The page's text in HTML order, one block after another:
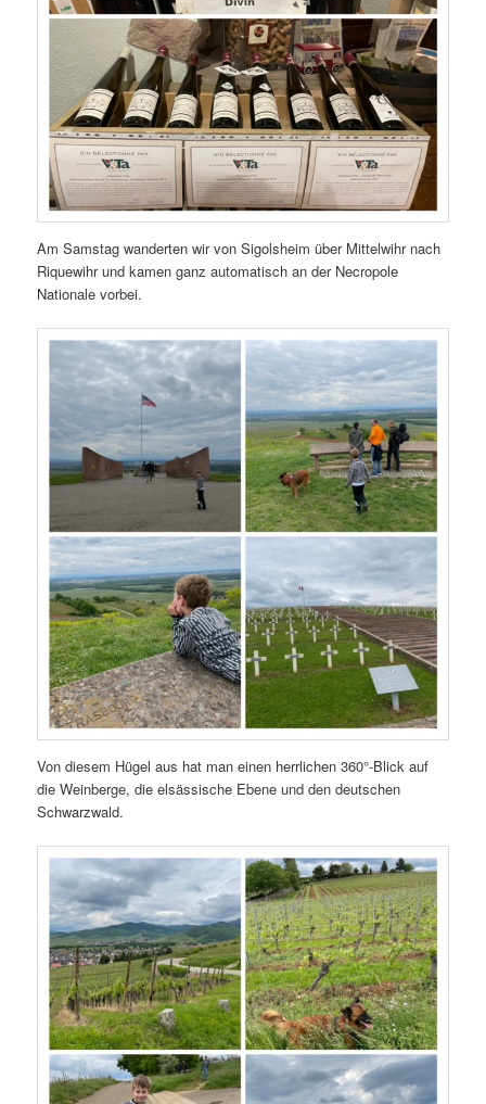
Am Samstag wanderten wir von Sigolsheim über Mittelwihr nach
Riquewihr und kamen ganz automatisch an der Necropole
Nationale vorbei.
Von diesem Hügel aus hat man einen herrlichen 360°-Blick auf
die Weinberge, die elsässische Ebene und den deutschen
Schwarzwald.